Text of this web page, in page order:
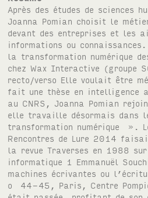
Après des études de sciences
Joanna Pomian choisit le
devant des entreprises et les
informations ou
la transformation numérique
chez Wax Interactive (groupe
recto/verso Elle voulait être
fait une thèse en intelligence
au CNRS, Joanna Pomian
elle travaille désormais dans
transformation numérique ».
Rencontres de Lure 2014
la revue Traverses en 1988
informatique 1 Emmanuël
machines écrivantes ou
o 44-45, Paris, Centre